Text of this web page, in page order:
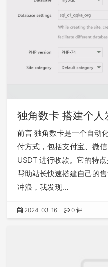
独角数卡 搭建个人
前言 独角数卡是一个自动
付方式，包括支付宝、微
USDT 进行收款。它的特
帮助站长快速搭建自己的
冲浪，我发现…
2024-03-16 0 评